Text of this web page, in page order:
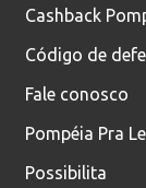
Cashback
Código de
Fale conosco
Pompéia Pra
Possibilita